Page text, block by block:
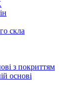
скла
з покриттям
основі